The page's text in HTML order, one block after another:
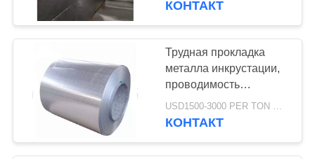
Труба
нержавеющей
стали круглая
41
КОНТАКТ
Трудная прокладка
металла инкрустации,
проводимость
алюминиевого сплава
запаса катушки не
USD1500-3000 PER TON MOQ:1ТОН
КОНТАКТ